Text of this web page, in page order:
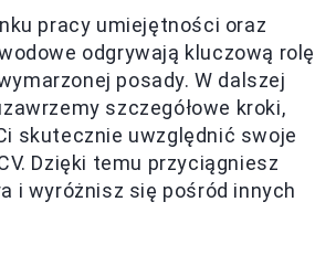
pracy umiejętności oraz
odgrywają kluczową rolę
posady. W dalszej
szczegółowe kroki,
skutecznie uwzględnić swoje
Dzięki temu przyciągniesz
i wyróżnisz się pośród innych